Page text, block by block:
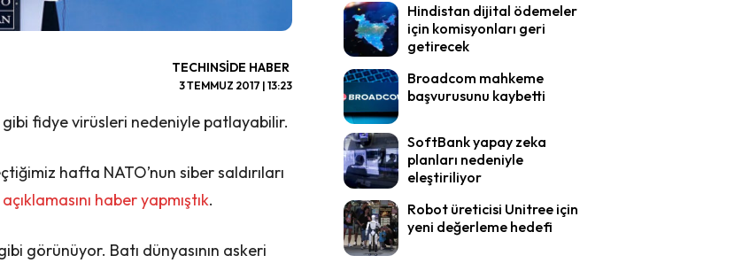
TECHINSIDE HABER
3 TEMMUZ 2017 | 13:23
fidye virüsleri nedeniyle patlayabilir.
hafta NATO’nun siber saldırıları
haber yapmıştık.
görünüyor. Batı dünyasının askeri
Hindistan dijital ödemeler
için komisyonları geri
getirecek
Broadcom mahkeme
başvurusunu kaybetti
SoftBank yapay zeka
planları nedeniyle
eleştiriliyor
Robot üreticisi Unitree için
yeni değerleme hedefi